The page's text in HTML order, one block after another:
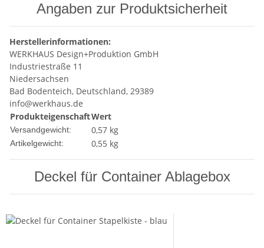
Angaben zur Produktsicherheit
Herstellerinformationen:
WERKHAUS Design+Produktion GmbH
Industriestraße 11
Niedersachsen
Bad Bodenteich, Deutschland, 29389
info@werkhaus.de
ProdukteigenschaftWert
Versandgewicht: 0,57 kg
Artikelgewicht: 0,55 kg
Deckel für Container Ablagebox